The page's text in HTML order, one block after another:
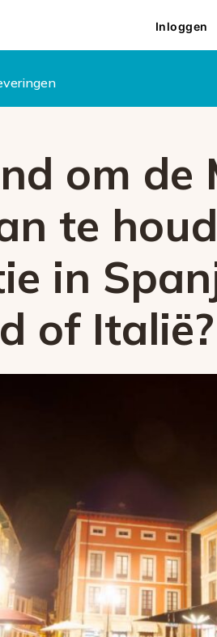
Inloggen
om de
te
in
of Italië?